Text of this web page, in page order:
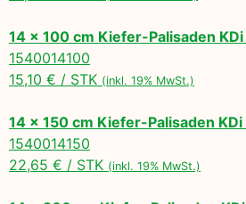
14 x 100 cm Kiefer-Palisaden KDi
1540014100
15,10 € / STK (inkl. 19% MwSt.)
14 x 150 cm Kiefer-Palisaden KDi
1540014150
22,65 € / STK (inkl. 19% MwSt.)